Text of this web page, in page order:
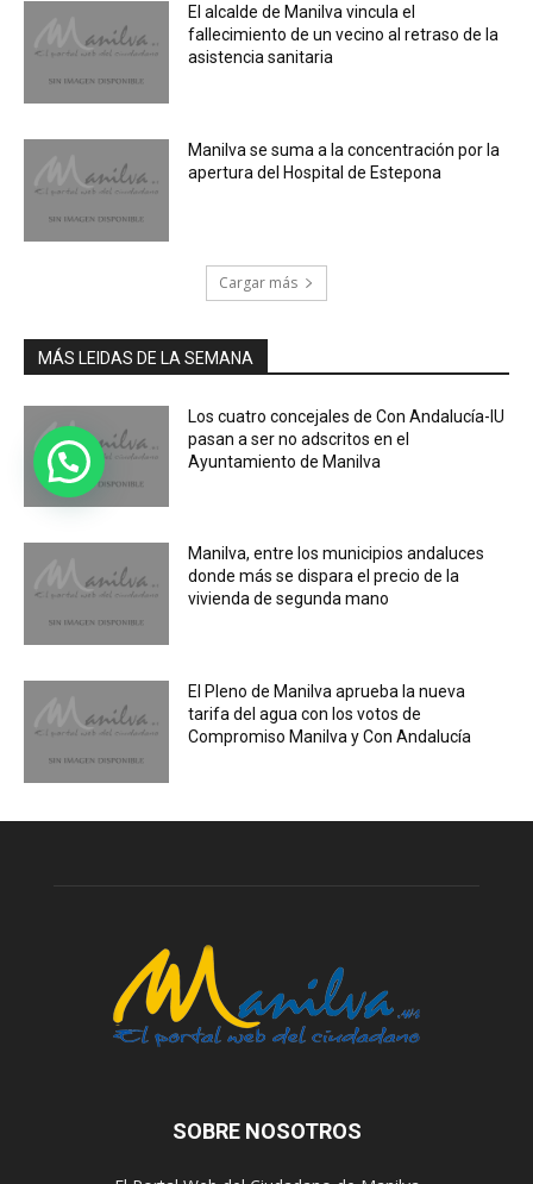
El alcalde de Manilva vincula el
fallecimiento de un vecino al retraso de la
asistencia sanitaria
Manilva se suma a la concentración por la
apertura del Hospital de Estepona
Cargar más
MÁS LEIDAS DE LA SEMANA
Los cuatro concejales de Con Andalucía-IU
pasan a ser no adscritos en el
Ayuntamiento de Manilva
Manilva, entre los municipios andaluces
donde más se dispara el precio de la
vivienda de segunda mano
El Pleno de Manilva aprueba la nueva
tarifa del agua con los votos de
Compromiso Manilva y Con Andalucía
SOBRE NOSOTROS